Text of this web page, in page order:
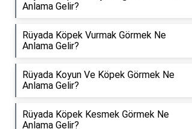
Anlama Gelir?
Rüyada Köpek Vurmak Görmek Ne
Anlama Gelir?
Rüyada Koyun Ve Köpek Görmek Ne
Anlama Gelir?
Rüyada Köpek Kesmek Görmek Ne
Anlama Gelir?